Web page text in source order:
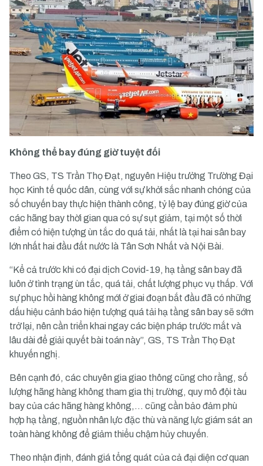
Không thể bay đúng giờ tuyệt đối
Theo GS, TS Trần Thọ Đạt, nguyên Hiệu trưởng Trường Đại
học Kinh tế quốc dân, cùng với sự khởi sắc nhanh chóng của
số chuyến bay thực hiện thành công, tỷ lệ bay đúng giờ của
các hãng bay thời gian qua có sự sụt giảm, tại một số thời
điểm có hiện tượng ùn tắc do quá tải, nhất là tại hai sân bay
lớn nhất hai đầu đất nước là Tân Sơn Nhất và Nội Bài.
“Kể cả trước khi có đại dịch Covid-19, hạ tầng sân bay đã
luôn ở tình trạng ùn tắc, quá tải, chất lượng phục vụ thấp. Với
sự phục hồi hàng không mới ở giai đoạn bắt đầu đã có những
dấu hiệu cảnh báo hiện tượng quá tải hạ tầng sân bay sẽ sớm
trở lại, nên cần triển khai ngay các biện pháp trước mắt và
lâu dài để giải quyết bài toán này”, GS, TS Trần Thọ Đạt
khuyến nghị.
Bên cạnh đó, các chuyên gia giao thông cũng cho rằng, số
lượng hãng hàng không tham gia thị trường, quy mô đội tàu
bay của các hãng hàng không,… cũng cần bảo đảm phù
hợp hạ tầng, nguồn nhân lực đặc thù và năng lực giám sát an
toàn hàng không để giảm thiểu chậm hủy chuyến.
Theo nhận định, đánh giá tổng quát của cả đại diện cơ quan